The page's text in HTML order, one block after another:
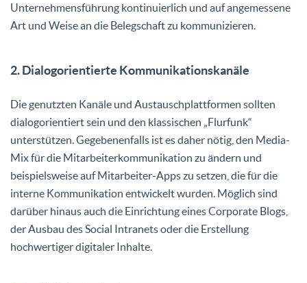
Unternehmensführung kontinuierlich und auf angemessene
Art und Weise an die Belegschaft zu kommunizieren.
2. Dialogorientierte Kommunikationskanäle
Die genutzten Kanäle und Austauschplattformen sollten
dialogorientiert sein und den klassischen „Flurfunk“
unterstützen. Gegebenenfalls ist es daher nötig, den Media-
Mix für die Mitarbeiterkommunikation zu ändern und
beispielsweise auf Mitarbeiter-Apps zu setzen, die für die
interne Kommunikation entwickelt wurden. Möglich sind
darüber hinaus auch die Einrichtung eines Corporate Blogs,
der Ausbau des Social Intranets oder die Erstellung
hochwertiger digitaler Inhalte.